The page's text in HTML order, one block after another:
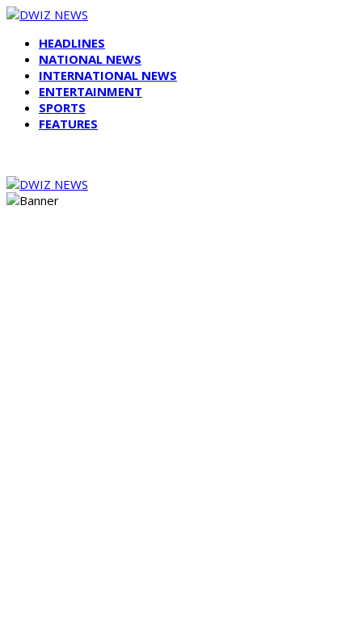
HEADLINES
NATIONAL NEWS
INTERNATIONAL NEWS
ENTERTAINMENT
SPORTS
FEATURES